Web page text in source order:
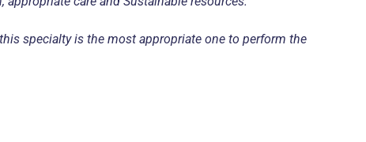
specialty is the most appropriate one to perform the